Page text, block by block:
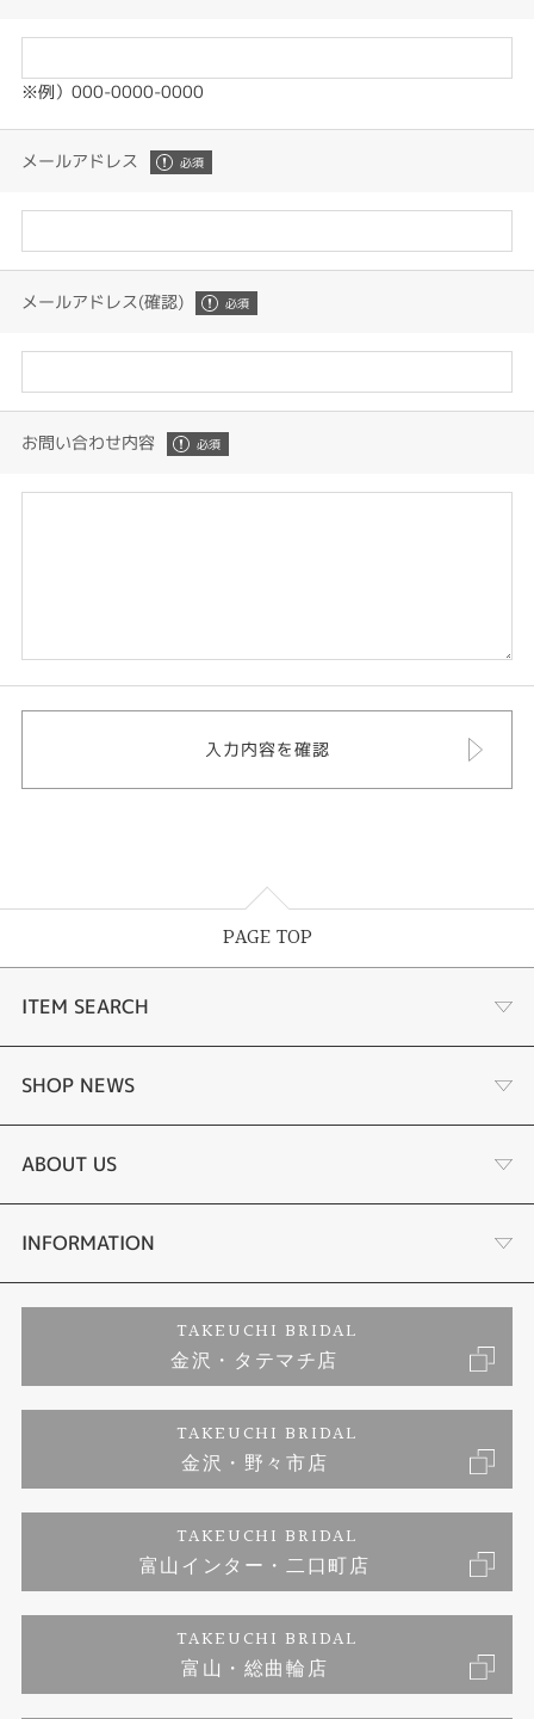
※例）000-0000-0000
メールアドレス
メールアドレス(確認)
お問い合わせ内容
PAGE TOP
ITEM SEARCH
婚約指輪
結婚指輪
セットリング
婚約ネックレス
ダイヤモンド
ジュエリーリフォーム
SHOP NEWS
選ばれる理由まとめ
お客様の声
プロポーズサポート
ブランドリスト
福井指輪工房｜手作りペアリング
福井指輪工房｜手作り結婚指輪 and 婚約指輪
福井工房｜手作り婚約指輪プロポーズプラン
ABOUT US
会社概要
お客様の声
INFORMATION
プライバシーポリシー
TAKEUCHI BRIDAL
金沢・タテマチ店
TAKEUCHI BRIDAL
金沢・野々市店
TAKEUCHI BRIDAL
富山インター・二口町店
TAKEUCHI BRIDAL
富山・総曲輪店